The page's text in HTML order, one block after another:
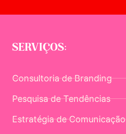
SERVIÇOS:
Consultoria de Branding
Pesquisa de Tendências
Estratégia de Comunicação